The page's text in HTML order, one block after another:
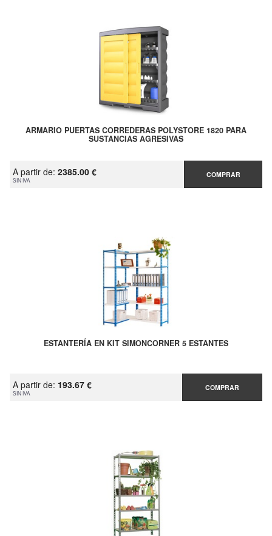
ARMARIO PUERTAS CORREDERAS POLYSTORE 1820 PARA
SUSTANCIAS AGRESIVAS
A partir de: 2385.00 €
SIN IVA
COMPRAR
ESTANTERÍA EN KIT SIMONCORNER 5 ESTANTES
A partir de: 193.67 €
SIN IVA
COMPRAR